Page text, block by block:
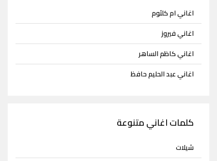
اغاني ام كلثوم
اغاني فيروز
اغاني كاظم الساهر
اغاني عبد الحليم حافظ
كلمات اغاني متنوعة
شيلات